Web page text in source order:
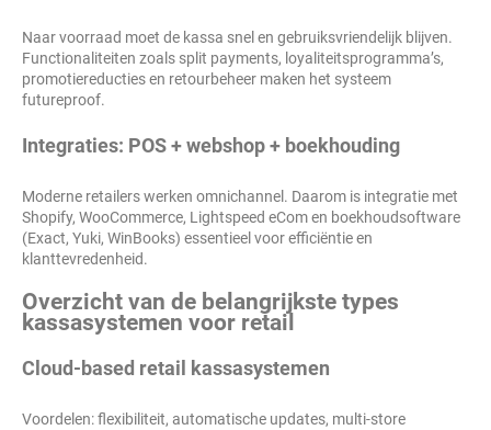
Naar voorraad moet de kassa snel en gebruiksvriendelijk blijven.
Functionaliteiten zoals split payments, loyaliteitsprogramma’s,
promotiereducties en retourbeheer maken het systeem
futureproof.
Integraties: POS + webshop + boekhouding
Moderne retailers werken omnichannel. Daarom is integratie met
Shopify, WooCommerce, Lightspeed eCom en boekhoudsoftware
(Exact, Yuki, WinBooks) essentieel voor efficiëntie en
klanttevredenheid.
Overzicht van de belangrijkste types
kassasystemen voor retail
Cloud-based retail kassasystemen
Voordelen: flexibiliteit, automatische updates, multi-store